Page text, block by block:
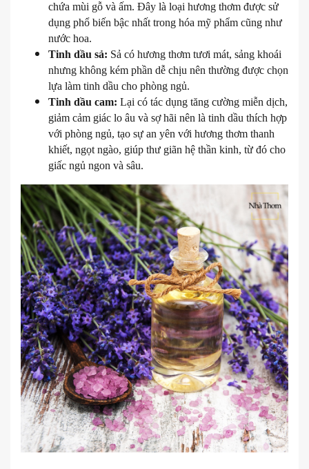
chứa mùi gỗ và ấm. Đây là loại hương thơm được sử
dụng phổ biến bậc nhất trong hóa mỹ phẩm cũng như
nước hoa.
Tinh dầu sả: Sả có hương thơm tươi mát, sảng khoái
nhưng không kém phần dễ chịu nên thường được chọn
lựa làm tinh dầu cho phòng ngủ.
Tinh dầu cam: Lại có tác dụng tăng cường miễn dịch,
giảm cảm giác lo âu và sợ hãi nên là tinh dầu thích hợp
với phòng ngủ, tạo sự an yên với hương thơm thanh
khiết, ngọt ngào, giúp thư giãn hệ thần kinh, từ đó cho
giấc ngủ ngon và sâu.